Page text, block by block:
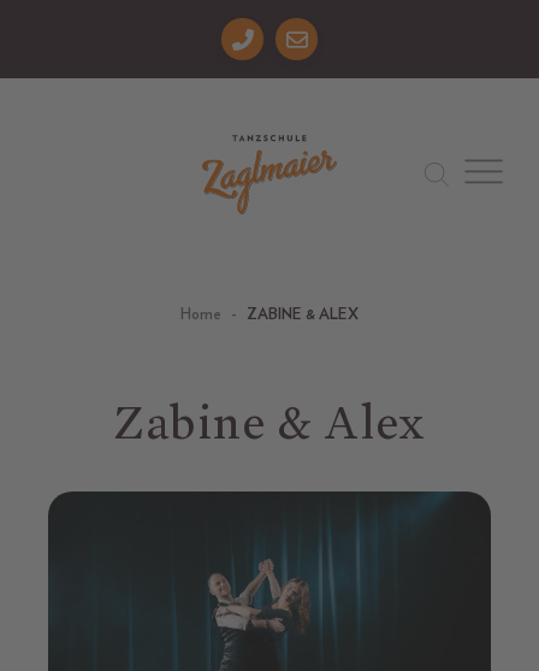
Home ZABINE & ALEX
Zabine & Alex